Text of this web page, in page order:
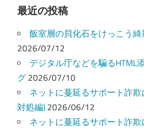
ビ
ゲ
ー
シ
ョ
ン
最近の投稿
飯室層の貝化石をけっこう
2026/07/12
デジタル庁などを騙るHTML
グ2026/07/10
ネットに蔓延るサポート詐
対処編)2026/06/12
ネットに蔓延るサポート詐欺